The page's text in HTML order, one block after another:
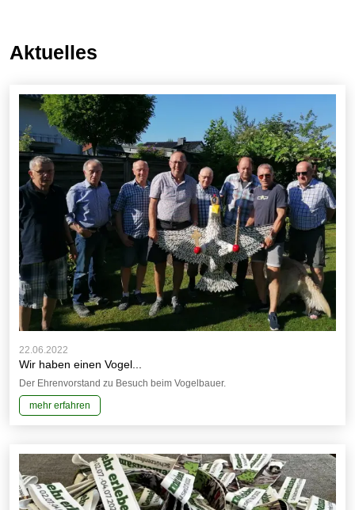
Aktuelles
22.06.2022
Wir haben einen Vogel...
Der Ehrenvorstand zu Besuch beim Vogelbauer.
mehr erfahren